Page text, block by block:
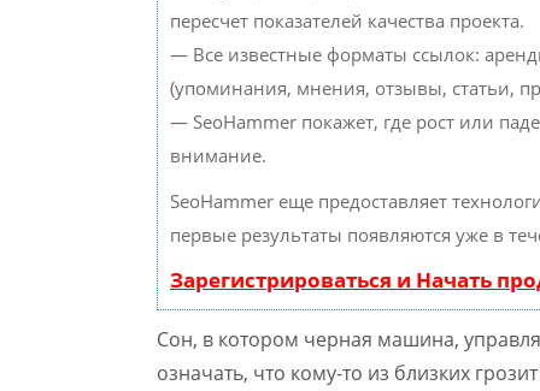
пересчет показателей качества проекта.
— Все известные форматы ссылок:
(упоминания, мнения, отзывы, статьи,
— SeoHammer покажет, где рост или
внимание.
SeoHammer еще предоставляет
первые результаты появляются уже в
Зарегистрироваться и Начать
Сон, в котором черная машина,
означать, что кому-то из близких